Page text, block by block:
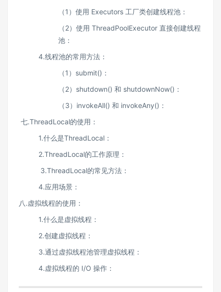
（1）使用 Executors 工厂类创建线程池：
（2）使用 ThreadPoolExecutor 直接创建线程
池：
4.线程池的常用方法：
（1）submit()：
（2）shutdown() 和 shutdownNow()：
（3）invokeAll() 和 invokeAny()：
七.ThreadLocal的使用：
1.什么是ThreadLocal：
2.ThreadLocal的工作原理：
3.ThreadLocal的常见方法：
4.应用场景：
八.虚拟线程的使用：
1.什么是虚拟线程：
2.创建虚拟线程：
3.通过虚拟线程池管理虚拟线程：
4.虚拟线程的 I/O 操作：